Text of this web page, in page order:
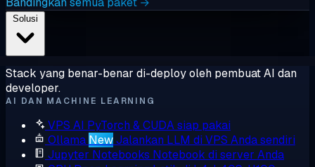
Stack yang benar-benar di-deploy oleh pembuat AI dan
developer.
AI DAN MACHINE LEARNING
VPS AI PyTorch & CUDA siap pakai
Ollama NewJalankan LLM di VPS Anda sendiri
Jupyter Notebooks Notebook di server Anda